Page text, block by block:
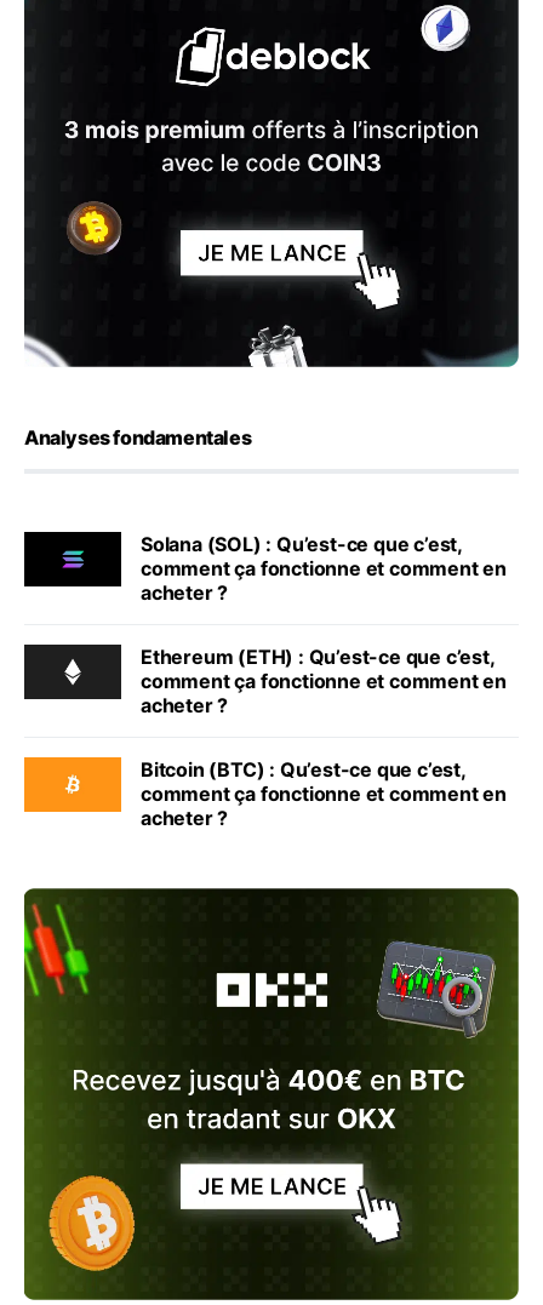
Analyses fondamentales
Solana (SOL) : Qu’est-ce que c’est,
comment ça fonctionne et comment en
acheter ?
Ethereum (ETH) : Qu’est-ce que c’est,
comment ça fonctionne et comment en
acheter ?
Bitcoin (BTC) : Qu’est-ce que c’est,
comment ça fonctionne et comment en
acheter ?